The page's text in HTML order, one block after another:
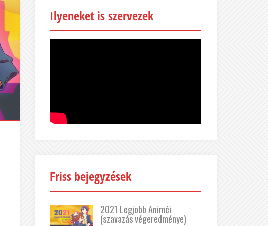
Ilyeneket is szervezek
Friss bejegyzések
2021 Legjobb Animéi
(szavazás végeredménye)